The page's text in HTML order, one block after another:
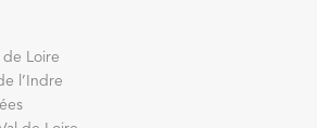
de Loire
l’Indre